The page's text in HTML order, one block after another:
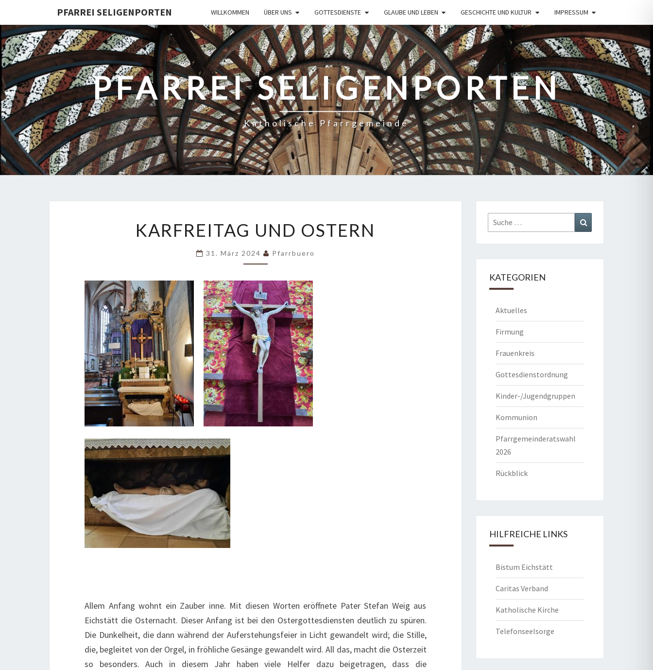
PFARREI SELIGENPORTEN WILLKOMMEN ÜBER UNS GOTTESDIENSTE GLAUBE UND LEBEN GESCHICHTE UND KULTUR IMPRESSUM
PFARREI SELIGENPORTEN
Katholische Pfarrgemeinde
UND
KARFREITAG UND OSTERN
31. März 2024 Pfarrbuero
Allem Anfang wohnt ein Zauber inne. Mit diesen Worten eröffnete Pater Stefan Weig aus
Eichstätt die Osternacht. Dieser Anfang ist bei den Ostergottesdiensten deutlich zu spüren.
Die Dunkelheit, die dann während der Auferstehungsfeier in Licht gewandelt wird; die Stille,
die, begleitet von der Orgel, in fröhliche Gesänge gewandelt wird. All das, macht die Osterzeit
so besonders. Auch in diesem Jahr haben viele Helfer dazu beigetragen, dass die
Suche
nach:
KATEGORIEN
Aktuelles
Firmung
Frauenkreis
Gottesdienstordnung
Kinder-/Jugendgruppen
Kommunion
Pfarrgemeinderatswahl
2026
Rückblick
HILFREICHE LINKS
Bistum Eichstätt
Caritas Verband
Katholische Kirche
Telefonseelsorge